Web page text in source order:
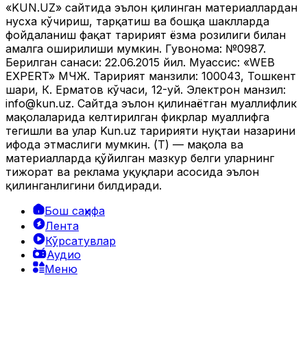
«KUN.UZ» сайтида эълон қилинган материаллардан
нусха кўчириш, тарқатиш ва бошқа шаклларда
фойдаланиш фақат таҳририят ёзма розилиги билан
амалга оширилиши мумкин. Гувоҳнома: №0987.
Берилган санаси: 22.06.2015 йил. Муассис: «WEB
EXPERT» МЧЖ. Таҳририят манзили: 100043, Тошкент
шаҳри, К. Ерматов кўчаси, 12-уй. Электрон манзил:
info@kun.uz. Сайтда эълон қилинаётган муаллифлик
мақолаларида келтирилган фикрлар муаллифга
тегишли ва улар Kun.uz таҳририяти нуқтаи назарини
ифода этмаслиги мумкин. (Т) — мақола ва
материалларда қўйилган мазкур белги уларнинг
тижорат ва реклама ҳуқуқлари асосида эълон
қилинганлигини билдиради.
Бош саҳифа
Лента
Кўрсатувлар
Аудио
Меню